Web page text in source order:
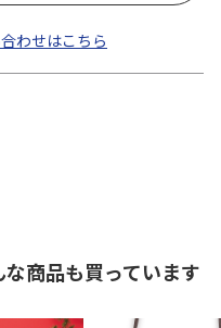
わせはこちら
商品も買っています